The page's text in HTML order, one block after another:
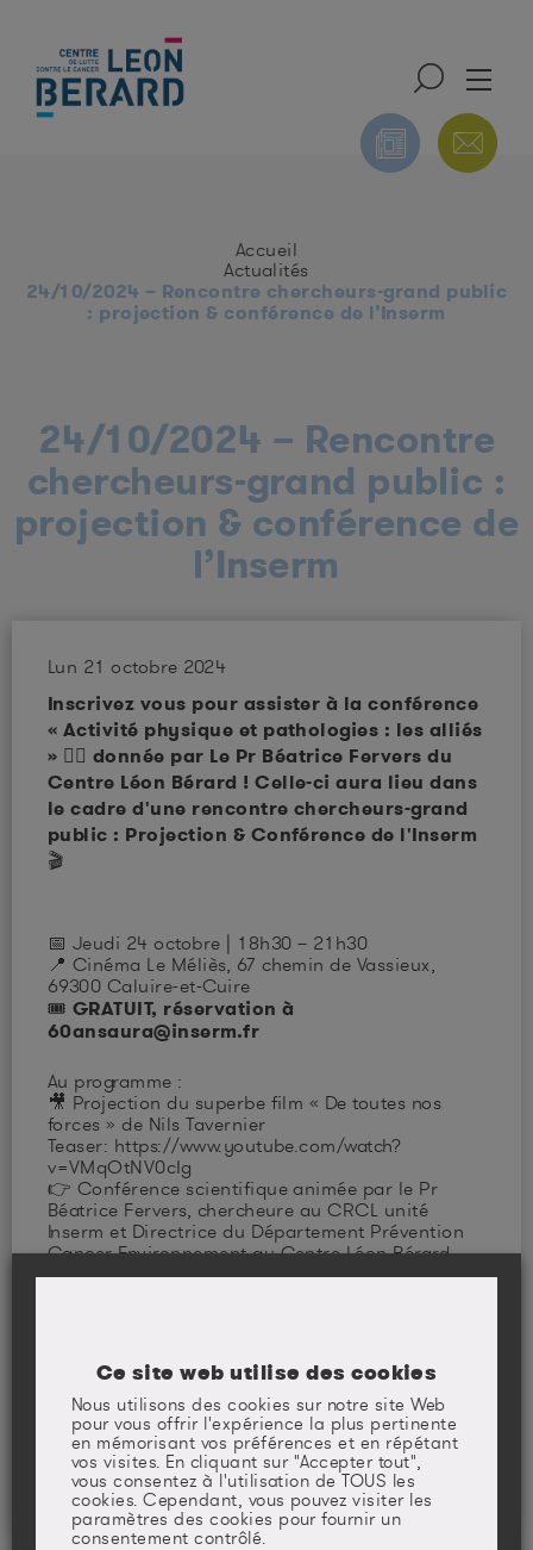
ACTIVITÉ PHYSIQUEAccueil
Actualités
24/10/2024 – Rencontre chercheurs-grand public
: projection & conférence de l’Inserm
24/10/2024 – Rencontre
chercheurs-grand public :
projection & conférence de
l’Inserm
Lun 21 octobre 2024
Inscrivez vous pour assister à la conférence
« Activité physique et pathologies : les alliés
» 🏃‍♀️ donnée par Le Pr Béatrice Fervers du
Centre Léon Bérard ! Celle-ci aura lieu dans
le cadre d'une rencontre chercheurs-grand
public : Projection & Conférence de l'Inserm
🎬
📅 Jeudi 24 octobre | 18h30 – 21h30
📍 Cinéma Le Méliès, 67 chemin de Vassieux,
69300 Caluire-et-Cuire
🎟️ GRATUIT, réservation à
60ansaura@inserm.fr
Au programme :
🎥 Projection du superbe film « De toutes nos
forces » de Nils Tavernier
Teaser: https://www.youtube.com/watch?
v=VMqOtNV0cIg
👉 Conférence scientifique animée par le Pr
Béatrice Fervers, chercheure au CRCL unité
Inserm et Directrice du Département Prévention
Cancer Environnement au Centre Léon Bérard.
RETOUR À LA LISTE
Ce site web utilise des cookies
Nous utilisons des cookies sur notre site Web
pour vous offrir l'expérience la plus pertinente
en mémorisant vos préférences et en répétant
vos visites. En cliquant sur "Accepter tout",
vous consentez à l'utilisation de TOUS les
cookies. Cependant, vous pouvez visiter les
paramètres des cookies pour fournir un
consentement contrôlé.